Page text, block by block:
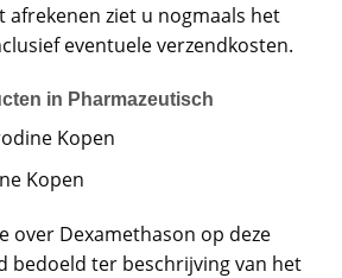
afrekenen ziet u nogmaals het
eventuele verzendkosten.
in Pharmazeutisch
Kopen
Kopen
over Dexamethason op deze
bedoeld ter beschrijving van het